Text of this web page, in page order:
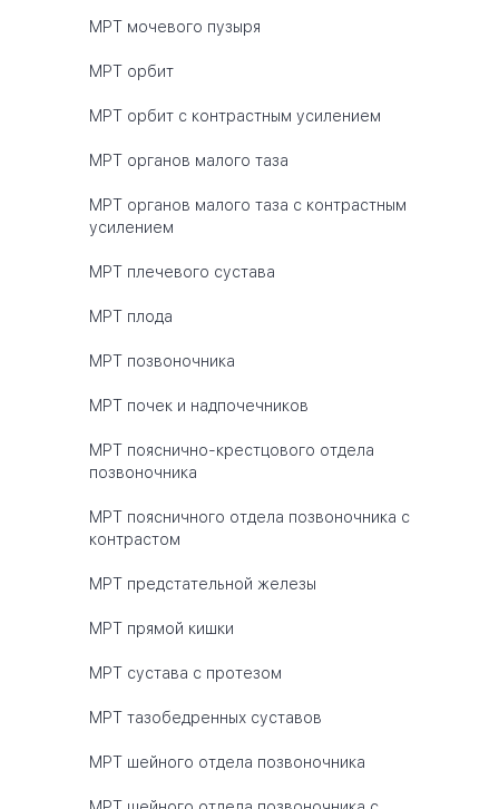
МРТ мочевого пузыря
МРТ орбит
МРТ орбит с контрастным усилением
МРТ органов малого таза
МРТ органов малого таза с контрастным
усилением
МРТ плечевого сустава
МРТ плода
МРТ позвоночника
МРТ почек и надпочечников
МРТ пояснично-крестцового отдела
позвоночника
МРТ поясничного отдела позвоночника с
контрастом
МРТ предстательной железы
МРТ прямой кишки
МРТ сустава с протезом
МРТ тазобедренных суставов
МРТ шейного отдела позвоночника